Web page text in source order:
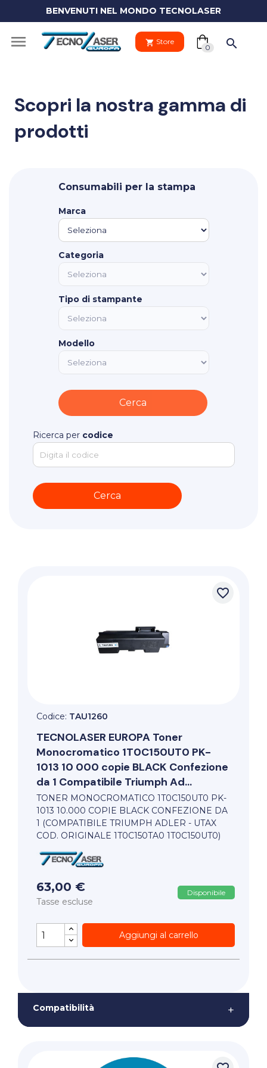
BENVENUTI NEL MONDO TECNOLASER
shopping_cart Store
0
empty.
search
shopping_cart
Scopri la nostra gamma di
prodotti
Consumabili per la stampa
Marca
Categoria
Tipo di stampante
Modello
Ricerca per codice
favorite_border
Codice: TAU1260
TECNOLASER EUROPA Toner
Monocromatico 1T0C150UT0 PK-
1013 10 000 copie BLACK Confezione
da 1 Compatibile Triumph Ad...
TONER MONOCROMATICO 1T0C150UT0 PK-
1013 10.000 COPIE BLACK CONFEZIONE DA
1 (COMPATIBILE TRIUMPH ADLER - UTAX
COD. ORIGINALE 1T0C150TA0 1T0C150UT0)
63,00 €
Tasse escluse
Disponibile
Aggiungi al carrello
Compatibilità +